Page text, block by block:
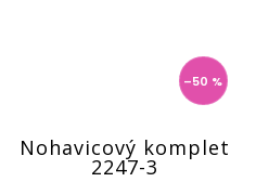
–50 %
Nohavicový komplet
2247-3